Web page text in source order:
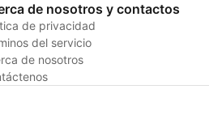
de nosotros y contactos
de privacidad
del servicio
de nosotros